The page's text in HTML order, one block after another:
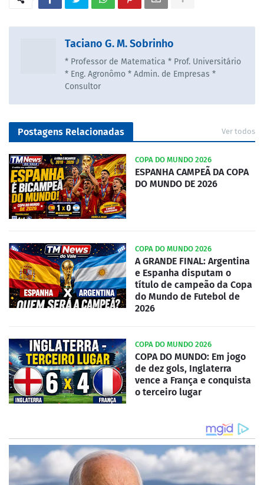
Taciano G. M. Sobrinho
* Professor de Matematica * Prof. Universitário
* Eng. Agronômo * Admin. de Empresas *
Consultor
Postagens Relacionadas Ver todos
COPA DO MUNDO 2026
ESPANHA CAMPEÃ DA COPA
DO MUNDO DE 2026
COPA DO MUNDO 2026
A GRANDE FINAL: Argentina
e Espanha disputam o
título de campeão da Copa
do Mundo de Futebol de
2026
COPA DO MUNDO 2026
COPA DO MUNDO: Em jogo
de dez gols, Inglaterra
vence a França e conquista
o terceiro lugar